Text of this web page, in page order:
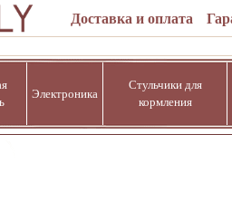
Доставка и оплата
Электроника
Стульчики для
кормления